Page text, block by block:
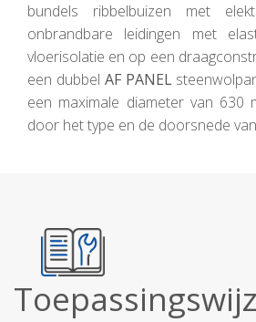
bundels ribbelbuizen met
onbrandbare leidingen met
vloerisolatie en op een
een dubbel AF PANEL
een maximale diameter van 630
door het type en de doorsnede